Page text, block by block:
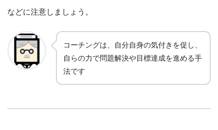
などに注意しましょう。
コーチングは、自分自身の気付きを促し、
自らの力で問題解決や目標達成を進める手
法です